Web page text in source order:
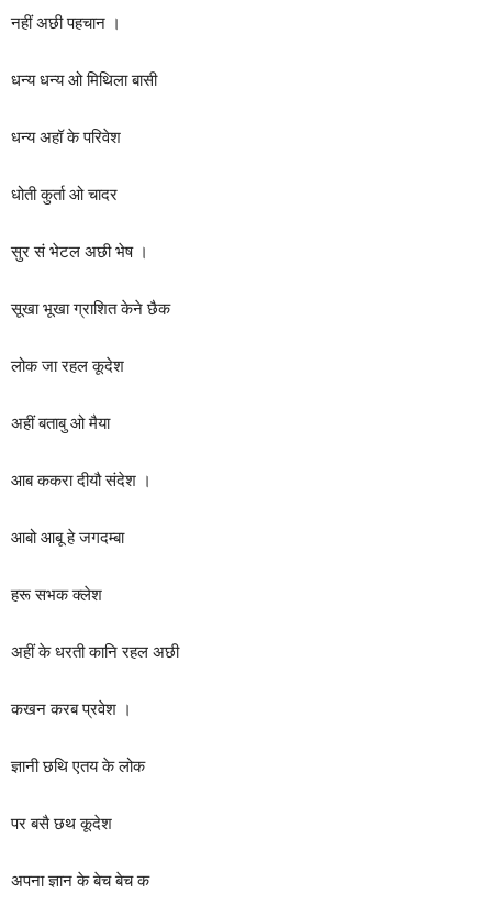
नहीं अछी पहचान ।
धन्य धन्य ओ मिथिला बासी
धन्य अहॉ के परिवेश
धोती कुर्ता ओ चादर
सुर सं भेटल अछी भेष ।
सूखा भूखा ग्राशित केने छैक
लोक जा रहल कूदेश
अहीं बताबु ओ मैया
आब ककरा दीयौ संदेश ।
आबो आबू हे जगदम्बा
हरू सभक क्लेश
अहीं के धरती कानि रहल अछी
कखन करब प्रवेश ।
ज्ञानी छथि एतय के लोक
पर बसै छथ कूदेश
अपना ज्ञान के बेच बेच क